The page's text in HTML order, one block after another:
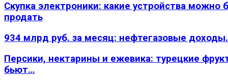
Скупка электроники: какие устройства можно
продать
934 млрд руб. за месяц: нефтегазовые
Персики, нектарины и ежевика: турецкие
бьют…